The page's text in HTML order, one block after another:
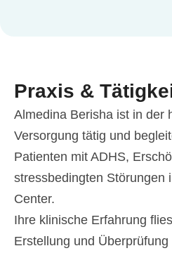
Praxis &
Almedina Berisha ist in der
Versorgung tätig und
Patienten mit ADHS,
stressbedingten Störungen
Center.
Ihre klinische Erfahrung
Erstellung und